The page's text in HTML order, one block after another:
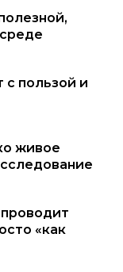
с пользой и
живое
«как